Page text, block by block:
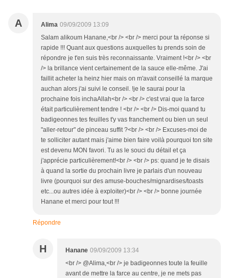
A Alima 09/09/2009 13:09
Salam alikoum Hanane,<br /> <br /> merci pour ta réponse si
rapide !!! Quant aux questions auxquelles tu prends soin de
répondre je t'en suis très reconnaissante. Vraiment !<br /> <br
/> la brillance vient certainement de la sauce elle-même. J'ai
faillit acheter la heinz hier mais on m'avait conseillé la marque
auchan alors j'ai suivi le conseil. !je le saurai pour la
prochaine fois inchaAllah<br /> <br /> c'est vrai que la farce
était particulièrement tendre ! <br /> <br /> Dis-moi quand tu
badigeonnes tes feuilles t'y vas franchement ou bien un seul
"aller-retour" de pinceau suffit ?<br /> <br /> Excuses-moi de
te solliciter autant mais j'aime bien faire voilà pourquoi ton site
est devenu MON favori. Tu as le souci du détail et ça
j'apprécie particulièrement!<br /> <br /> ps: quand je te disais
à quand la sortie du prochain livre je parlais d'un nouveau
livre (pourquoi sur des amuse-bouches/mignardises/toasts
etc...ou autres idée à exploiter)<br /> <br /> bonne journée
Hanane et merci pour tout !!!
Répondre
H Hanane 09/09/2009 13:34
<br /> @Alima,<br /> je badigeonnes toute la feuille
avant de mettre la farce au centre, je ne mets pas